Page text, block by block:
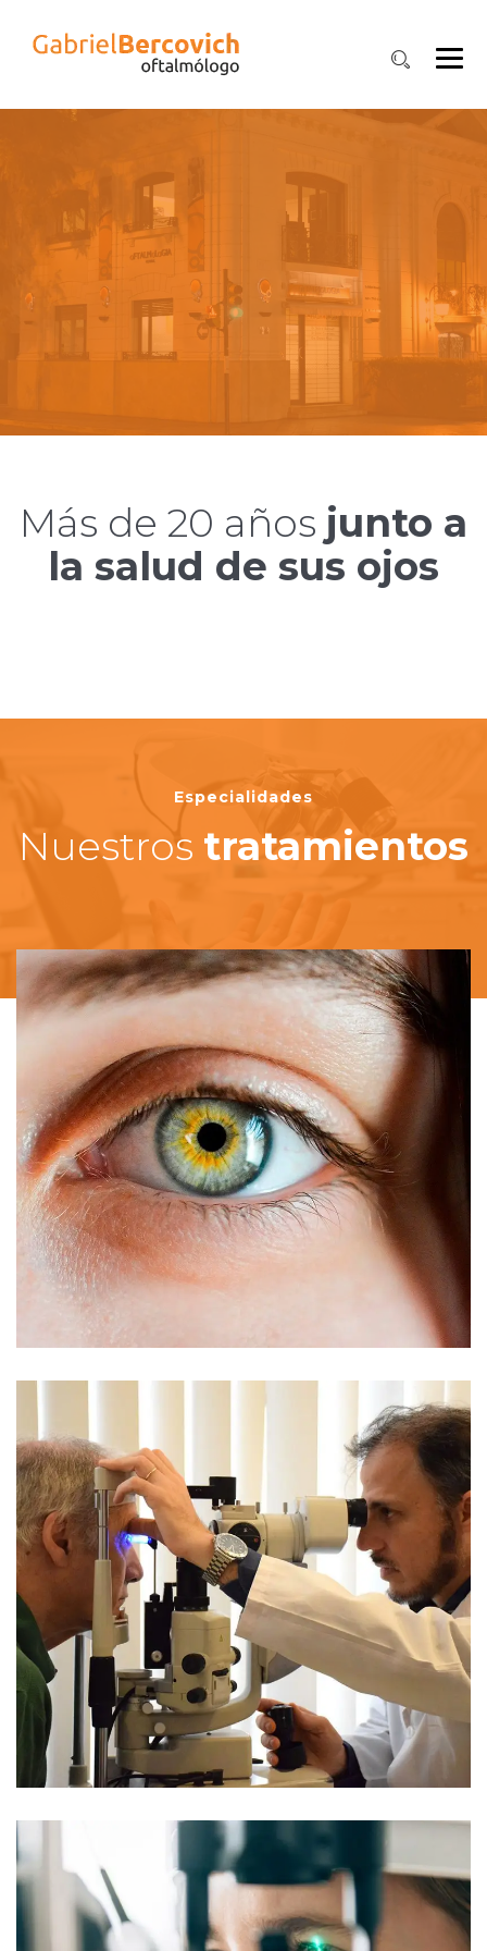
Más de 20 años junto a
la salud de sus ojos
Especialidades
Nuestros tratamientos